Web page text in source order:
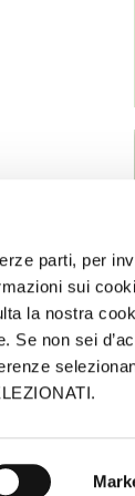
parti, per
sui
la nostra
Se non sei